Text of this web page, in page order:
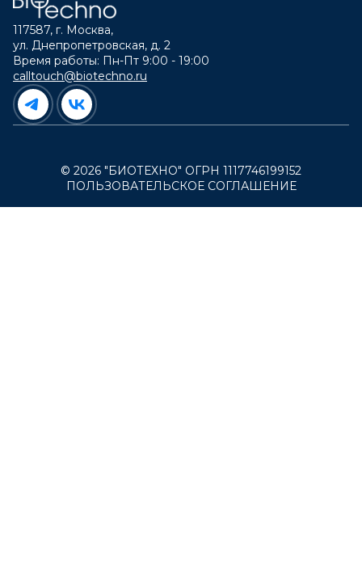
117587, г. Москва,
ул. Днепропетровская, д. 2
Время работы: Пн-Пт 9:00 - 19:00
calltouch@biotechno.ru
© 2026 "БИОТЕХНО" ОГРН 1117746199152
ПОЛЬЗОВАТЕЛЬСКОЕ СОГЛАШЕНИЕ